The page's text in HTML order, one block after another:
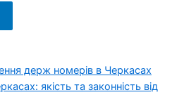
держ номерів в Черкасах
якість та законність від